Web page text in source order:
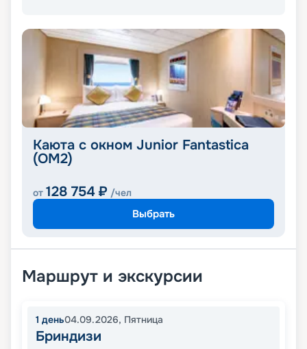
Каюта с окном Junior Fantastica
(OM2)
от 128 754 ₽ /чел
Выбрать
Маршрут и экскурсии
1 день04.09.2026, Пятница
Бриндизи